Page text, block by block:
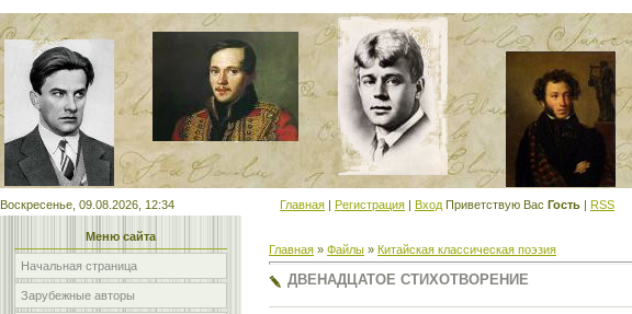
Воскресенье, 09.08.2026, 12:34 Главная | Регистрация | Вход Приветствую Вас Гость | RSS
Меню сайта
Начальная страница
Зарубежные авторы
Главная » Файлы » Китайская классическая поэзия
ДВЕНАДЦАТОЕ СТИХОТВОРЕНИЕ